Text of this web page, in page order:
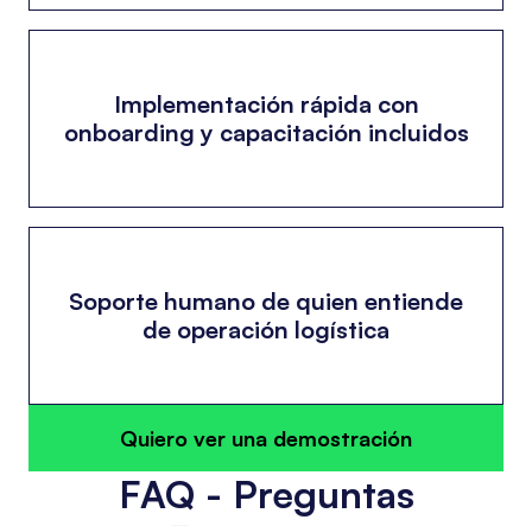
Implementación rápida con
onboarding y capacitación incluidos
Soporte humano de quien entiende
de operación logística
Quiero ver una demostración
FAQ - Preguntas